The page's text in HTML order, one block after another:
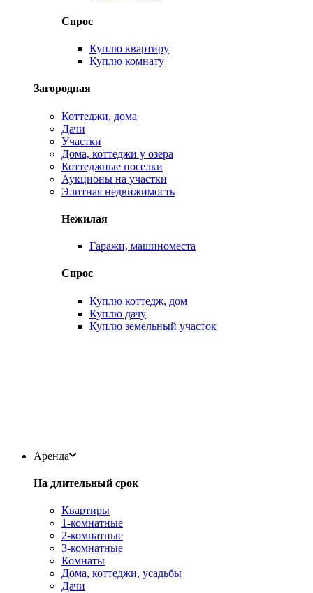
Спрос
Куплю квартиру
Куплю комнату
Загородная
Коттеджи, дома
Дачи
Участки
Дома, коттеджи у озера
Коттеджные поселки
Аукционы на участки
Элитная недвижимость
Нежилая
Гаражи, машиноместа
Спрос
Куплю коттедж, дом
Куплю дачу
Куплю земельный участок
Аренда
На длительный срок
Квартиры
1-комнатные
2-комнатные
3-комнатные
Комнаты
Дома, коттеджи, усадьбы
Дачи